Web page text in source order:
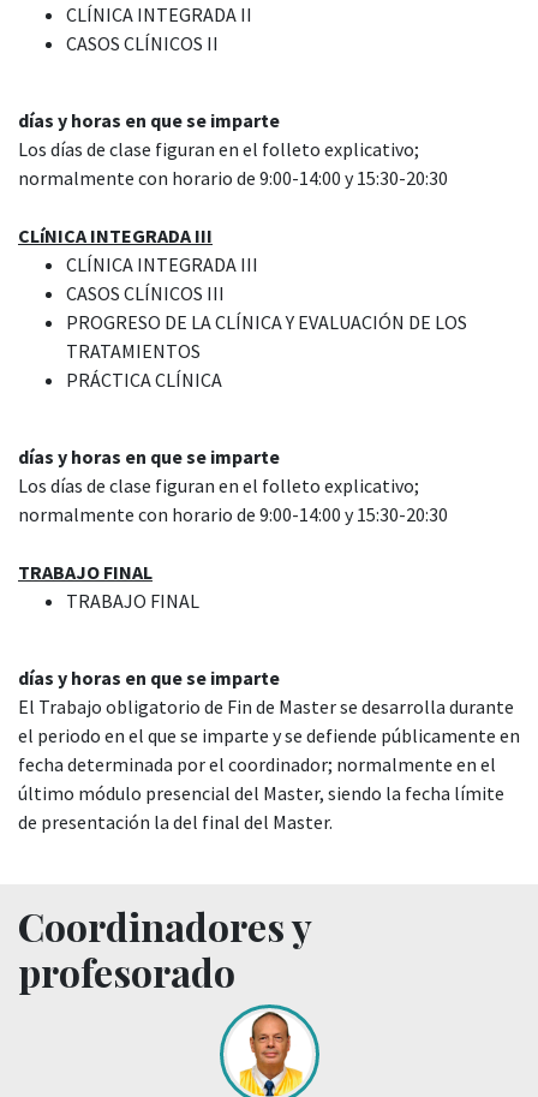
CLÍNICA INTEGRADA II
CASOS CLÍNICOS II
días y horas en que se imparte
Los días de clase figuran en el folleto explicativo;
normalmente con horario de 9:00-14:00 y 15:30-20:30
CLíNICA INTEGRADA III
CLÍNICA INTEGRADA III
CASOS CLÍNICOS III
PROGRESO DE LA CLÍNICA Y EVALUACIÓN DE LOS
TRATAMIENTOS
PRÁCTICA CLÍNICA
días y horas en que se imparte
Los días de clase figuran en el folleto explicativo;
normalmente con horario de 9:00-14:00 y 15:30-20:30
TRABAJO FINAL
TRABAJO FINAL
días y horas en que se imparte
El Trabajo obligatorio de Fin de Master se desarrolla durante
el periodo en el que se imparte y se defiende públicamente en
fecha determinada por el coordinador; normalmente en el
último módulo presencial del Master, siendo la fecha límite
de presentación la del final del Master.
Coordinadores y
profesorado